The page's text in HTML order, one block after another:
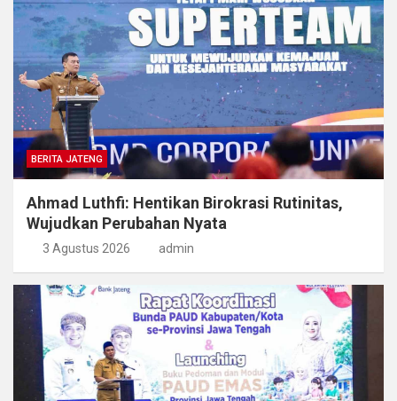
BERITA JATENG
Ahmad Luthfi: Hentikan Birokrasi Rutinitas,
Wujudkan Perubahan Nyata
3 Agustus 2026 admin